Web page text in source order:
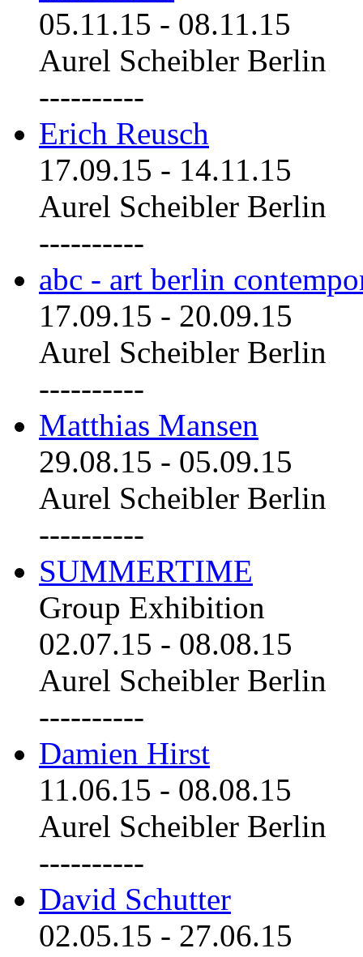
05.11.15 - 08.11.15
Aurel Scheibler Berlin
----------
Erich Reusch
17.09.15 - 14.11.15
Aurel Scheibler Berlin
----------
abc - art berlin
17.09.15 - 20.09.15
Aurel Scheibler Berlin
----------
Matthias Mansen
29.08.15 - 05.09.15
Aurel Scheibler Berlin
----------
SUMMERTIME
Group Exhibition
02.07.15 - 08.08.15
Aurel Scheibler Berlin
----------
Damien Hirst
11.06.15 - 08.08.15
Aurel Scheibler Berlin
----------
David Schutter
02.05.15 - 27.06.15